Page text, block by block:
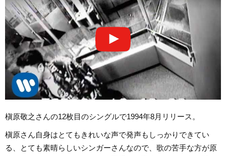
槇原敬之さんの12枚目のシングルで1994年8月リリース。
槇原さん自身はとてもきれいな声で発声もしっかりできてい
る、とても素晴らしいシンガーさんなので、歌の苦手な方が原